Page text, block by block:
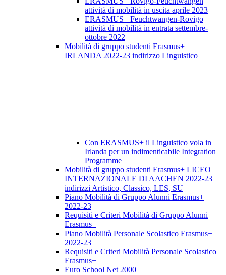
attività di mobilità in uscita aprile 2023
ERASMUS+ Feuchtwangen-Rovigo
attività di mobilità in entrata settembre-
ottobre 2022
Mobilità di gruppo studenti Erasmus+
IRLANDA 2022-23 indirizzo Linguistico
Con ERASMUS+ il Linguistico vola in
Irlanda per un indimenticabile Integration
Programme
Mobilità di gruppo studenti Erasmus+ LICEO
INTERNAZIONALE DI AACHEN 2022-23
indirizzi Artistico, Classico, LES, SU
Piano Mobilità di Gruppo Alunni Erasmus+
2022-23
Requisiti e Criteri Mobilità di Gruppo Alunni
Erasmus+
Piano Mobilità Personale Scolastico Erasmus+
2022-23
Requisiti e Criteri Mobilità Personale Scolastico
Erasmus+
Euro School Net 2000